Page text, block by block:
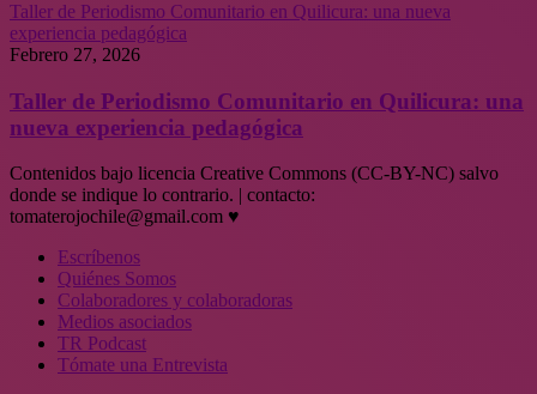
Taller de Periodismo Comunitario en Quilicura: una nueva
experiencia pedagógica
Febrero 27, 2026
Taller de Periodismo Comunitario en Quilicura: una
nueva experiencia pedagógica
Contenidos bajo licencia Creative Commons (CC-BY-NC) salvo
donde se indique lo contrario. | contacto:
tomaterojochile@gmail.com ♥
Escríbenos
Quiénes Somos
Colaboradores y colaboradoras
Medios asociados
TR Podcast
Tómate una Entrevista